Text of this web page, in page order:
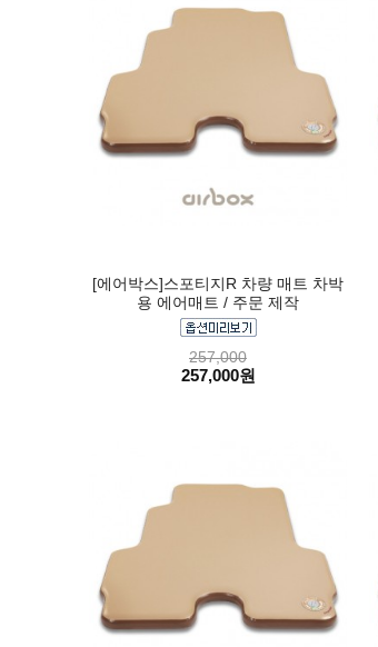
[에어박스]스포티지R 차량 매트 차박
용 에어매트 / 주문 제작
257,000
257,000원